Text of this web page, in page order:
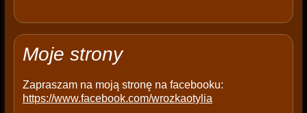
p
y
Moje strony
Zapraszam na moją stronę na facebooku:
https://www.facebook.com/wrozkaotylia